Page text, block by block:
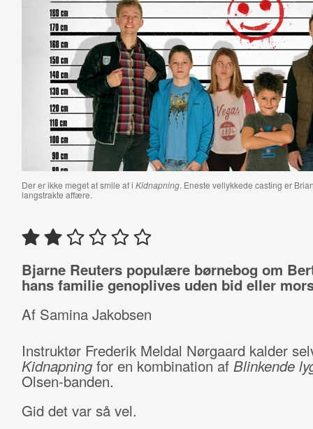
Der er ikke meget at smile af i Kidnapning. Eneste vellykkede casting er
langstrakte affære.
Bjarne Reuters populære børnebog om
hans familie genoplives uden bid eller
Af Samina Jakobsen
Instruktør Frederik Meldal Nørgaard kalder
Kidnapningfor en kombination af Blinkende
Olsen-banden.
Gid det var så vel.